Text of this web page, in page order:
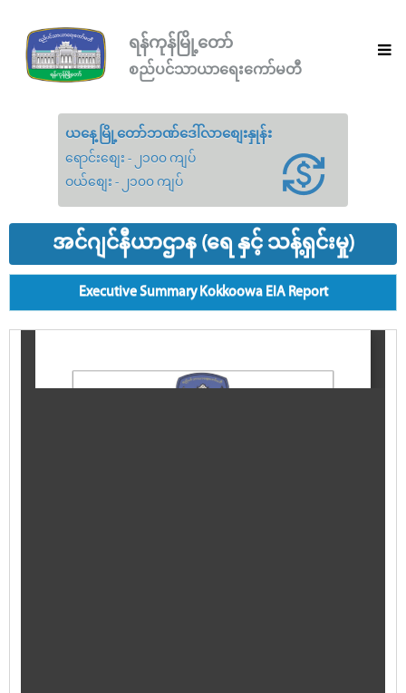
ရန်ကုန်မြို့တော်
စည်ပင်သာယာရေးကော်မတီ
ယနေ့မြို့တော်ဘဏ်ဒေါ်လာစျေးနှုန်း
ရောင်းစျေး - ၂၁၀၀ ကျပ်
ဝယ်စျေး - ၂၁၀၀ ကျပ်
အင်ဂျင်နီယာဌာန (ရေ နှင့် သန့်ရှင်းမှု)
Executive Summary Kokkoowa EIA Report